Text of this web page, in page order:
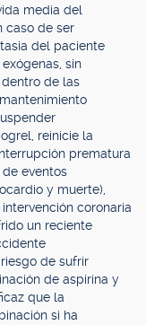
media del
caso de ser
del paciente
sin
de las
reinicie la
prematura
eventos
y muerte),
coronaria
un reciente
de sufrir
de aspirina y
que la
si ha